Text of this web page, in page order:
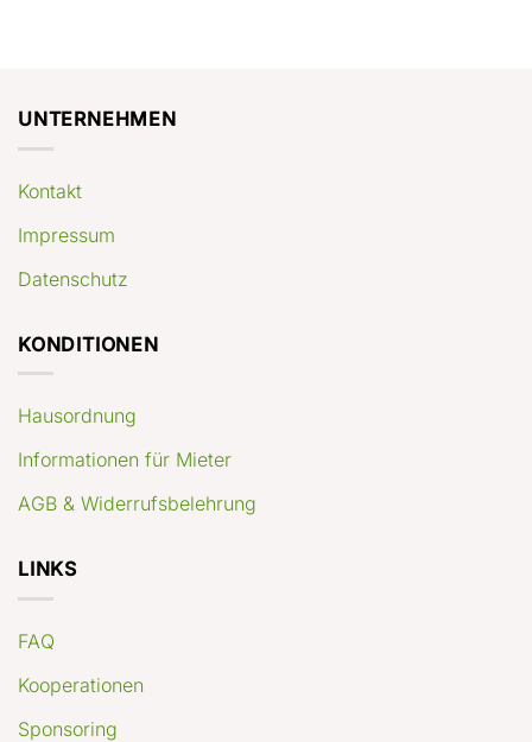
UNTERNEHMEN
Kontakt
Impressum
Datenschutz
KONDITIONEN
Hausordnung
Informationen für Mieter
AGB & Widerrufsbelehrung
LINKS
FAQ
Kooperationen
Sponsoring